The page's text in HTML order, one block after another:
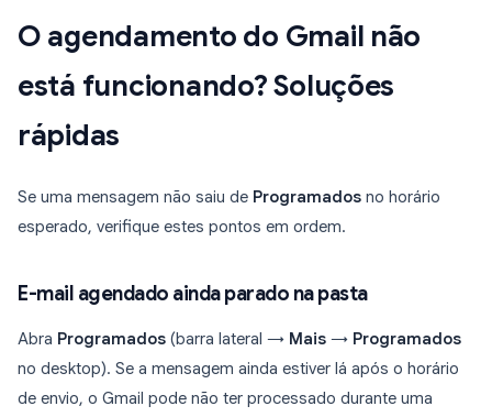
O agendamento do Gmail não
está funcionando? Soluções
rápidas
Se uma mensagem não saiu de Programados no horário
esperado, verifique estes pontos em ordem.
E-mail agendado ainda parado na pasta
Abra Programados (barra lateral → Mais → Programados
no desktop). Se a mensagem ainda estiver lá após o horário
de envio, o Gmail pode não ter processado durante uma